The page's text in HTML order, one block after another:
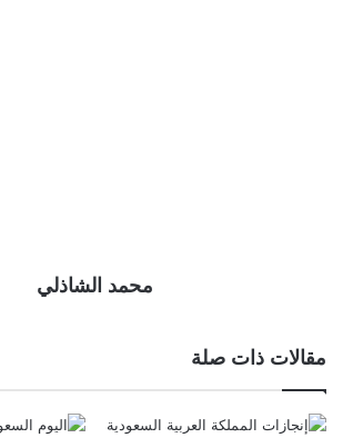
محمد الشاذلي
مقالات ذات صلة